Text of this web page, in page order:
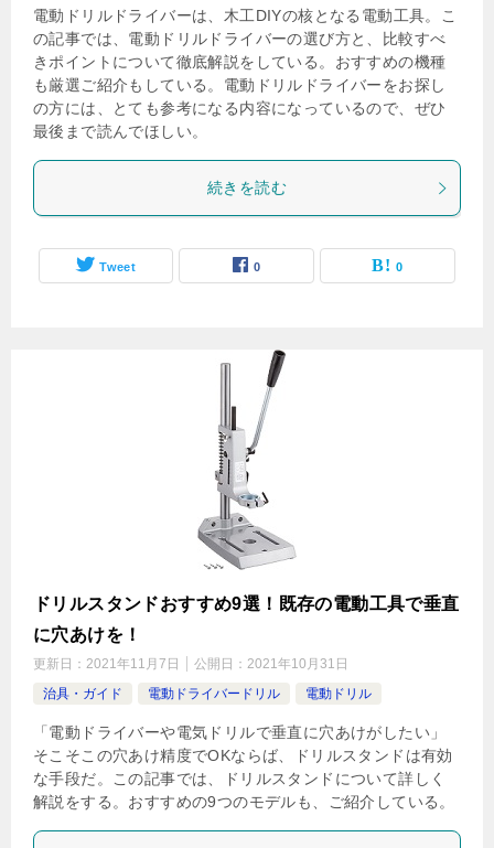
電動ドリルドライバーは、木工DIYの核となる電動工具。こ
の記事では、電動ドリルドライバーの選び方と、比較すべ
きポイントについて徹底解説をしている。おすすめの機種
も厳選ご紹介もしている。電動ドリルドライバーをお探し
の方には、とても参考になる内容になっているので、ぜひ
最後まで読んでほしい。
続きを読む
Tweet 0 0
ドリルスタンドおすすめ9選！既存の電動工具で垂直
に穴あけを！
更新日： 2021年11月7日 公開日： 2021年10月31日
治具・ガイド
電動ドライバードリル 電動ドリル
「電動ドライバーや電気ドリルで垂直に穴あけがしたい」
そこそこの穴あけ精度でOKならば、ドリルスタンドは有効
な手段だ。この記事では、ドリルスタンドについて詳しく
解説をする。おすすめの9つのモデルも、ご紹介している。